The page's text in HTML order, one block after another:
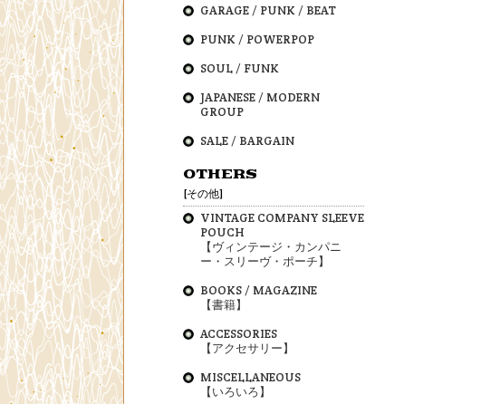
GARAGE / PUNK / BEAT
PUNK / POWERPOP
SOUL / FUNK
JAPANESE / MODERN
GROUP
SALE / BARGAIN
OTHERS
[その他]
VINTAGE COMPANY SLEEVE
POUCH
【ヴィンテージ・カンパニ
ー・スリーヴ・ポーチ】
BOOKS / MAGAZINE
【書籍】
ACCESSORIES
【アクセサリー】
MISCELLANEOUS
【いろいろ】